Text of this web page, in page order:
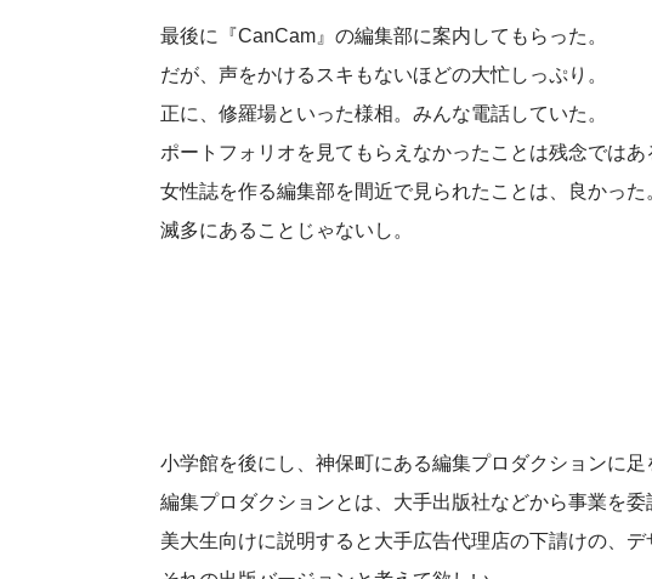
最後に『CanCam』の編集部に案内してもらった。
だが、声をかけるスキもないほどの大忙しっぷり。
正に、修羅場といった様相。みんな電話していた。
ポートフォリオを見てもらえなかったことは残念ではあ
女性誌を作る編集部を間近で見られたことは、良かった
滅多にあることじゃないし。
小学館を後にし、神保町にある編集プロダクションに足
編集プロダクションとは、大手出版社などから事業を委
美大生向けに説明すると大手広告代理店の下請けの、デ